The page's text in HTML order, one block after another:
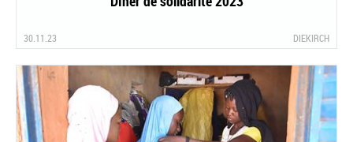
30.11.23 DIEKIRCH